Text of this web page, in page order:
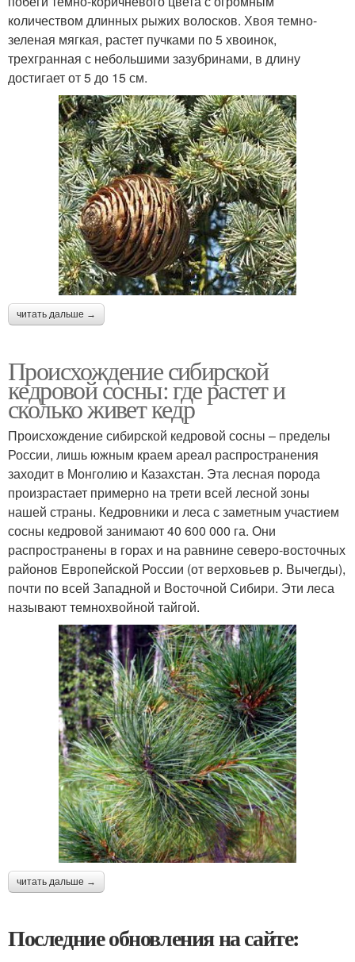
количеством длинных рыжих волосков. Хвоя темно-
зеленая мягкая, растет пучками по 5 хвоинок,
трехгранная с небольшими зазубринами, в длину
достигает от 5 до 15 см.
читать дальше →
Происхождение сибирской
кедровой сосны: где растет и
сколько живет кедр
Происхождение сибирской кедровой сосны – пределы
России, лишь южным краем ареал распространения
заходит в Монголию и Казахстан. Эта лесная порода
произрастает примерно на трети всей лесной зоны
нашей страны. Кедровники и леса с заметным участием
сосны кедровой занимают 40 600 000 га. Они
распространены в горах и на равнине северо-восточных
районов Европейской России (от верховьев р. Вычегды),
почти по всей Западной и Восточной Сибири. Эти леса
называют темнохвойной тайгой.
читать дальше →
Последние обновления на сайте: